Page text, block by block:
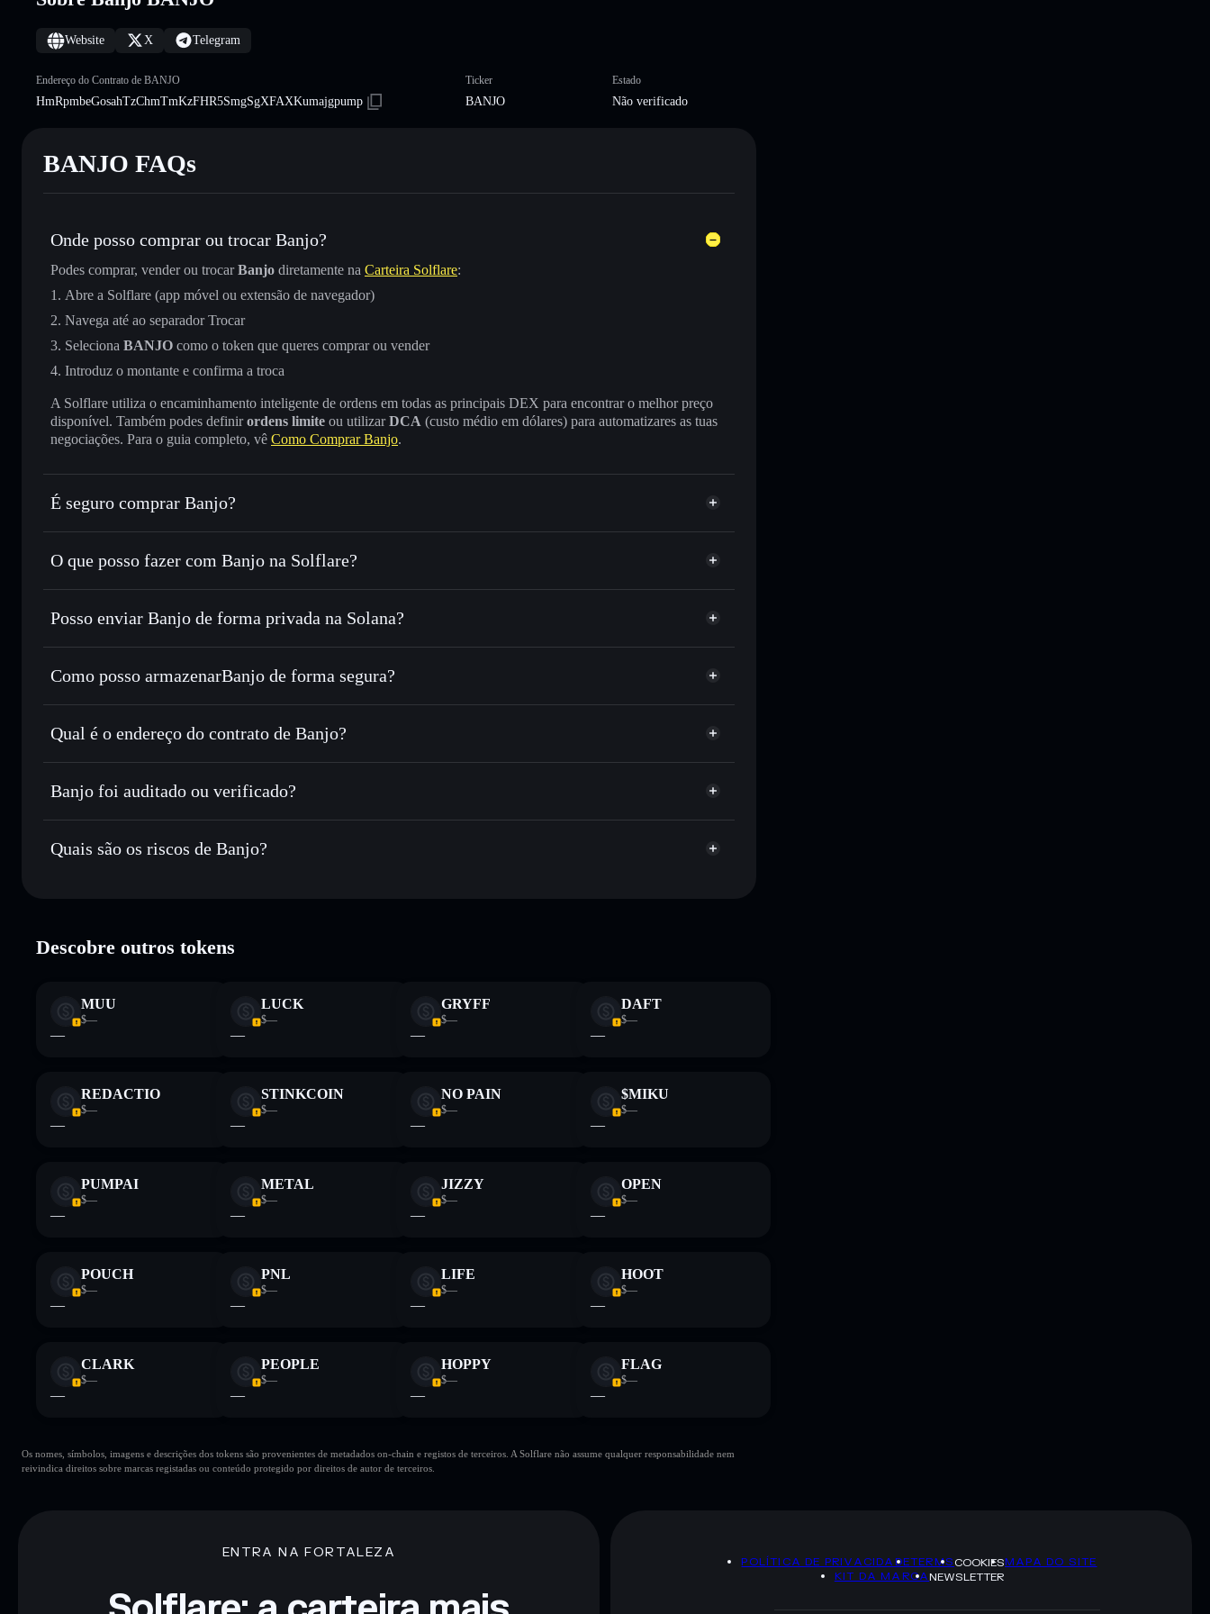
Website X Telegram
Endereço do Contrato de BANJO
HmRpmbeGosahTzChmTmKzFHR5SmgSgXFAXKumajgpump
Ticker
BANJO
Estado
Não verificado
BANJO FAQs
Onde posso comprar ou trocar Banjo?
Podes comprar, vender ou trocarBanjo diretamente na Carteira Solflare:
Abre a Solflare (app móvel ou extensão de navegador)
Navega até ao separador Trocar
Seleciona BANJO como o token que queres comprar ou vender
Introduz o montante e confirma a troca
A Solflare utiliza o encaminhamento inteligente de ordens em todas as principais DEX para encontrar o melhor preço
disponível. Também podes definirordens limite ou utilizarDCA (custo médio em dólares) para automatizares as tuas
negociações. Para o guia completo, vê Como Comprar Banjo.
É seguro comprar Banjo?
Banjo não está verificado
O que posso fazer com Banjo na Solflare?
Banjo
Carteira Solflare
Trocar instantaneamente— trocar BANJO por SOL, USDC ou milhares de outros tokens Solana com
Utilizar DCA— investir de forma faseada ao longo do tempo em BANJO
Enviar de forma privada— transferir BANJO sem associar publicamente as carteiras usando o Agregador de
Privacidade integrado da Solflare
Posso enviar Banjo de forma privada na Solana?
Agregador de Privacidade
Como posso armazenarBanjo de forma segura?
Banjo carteira não-custodial Solflare
Qual é o endereço do contrato de Banjo?
Banjo
HmRpmbeGosahTzChmTmKzFHR5SmgSgXFAXKumajgpump
Carteira Solflare
Banjo foi auditado ou verificado?
Banjo não está verificado
Quais são os riscos de Banjo?
Descobre outros tokens
MUU
$—
—
LUCK
$—
—
GRYFF
$—
—
DAFT
$—
—
REDACTIO
$—
—
STINKCOIN
$—
—
NO PAIN
$—
—
$MIKU
$—
—
PUMPAI
$—
—
METAL
$—
—
JIZZY
$—
—
OPEN
$—
—
POUCH
$—
—
PNL
$—
—
LIFE
$—
—
HOOT
$—
—
CLARK
$—
—
PEOPLE
$—
—
HOPPY
$—
—
FLAG
$—
—
Os nomes, símbolos, imagens e descrições dos tokens são provenientes de metadados on-chain e registos de terceiros. A Solflare não assume qualquer responsabilidade nem
reivindica direitos sobre marcas registadas ou conteúdo protegido por direitos de autor de terceiros.
ENTRA NA FORTALEZA
POLÍTICA DE PRIVACIDADETERMSCOOKIESMAPA DO SITE
KIT DA MARCANEWSLETTER